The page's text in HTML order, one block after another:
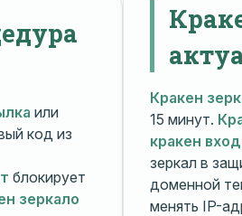
или
код из
блокирует
зеркало
Кракен
15 минут.
кракен вход
зеркал в
доменной
менять IP-